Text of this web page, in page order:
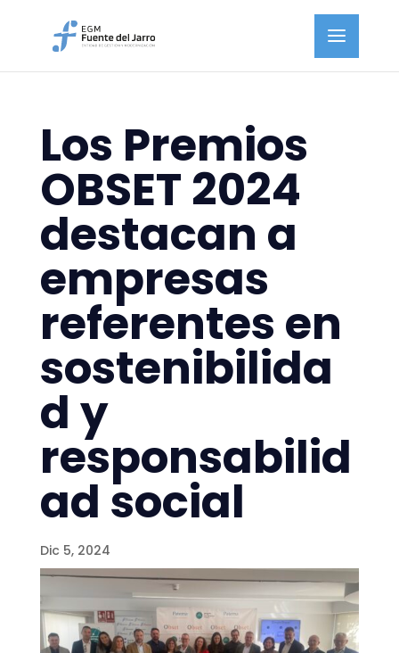
Los Premios
OBSET 2024
destacan a
empresas
referentes en
sostenibilida
d y
responsabilid
ad social
Dic 5, 2024